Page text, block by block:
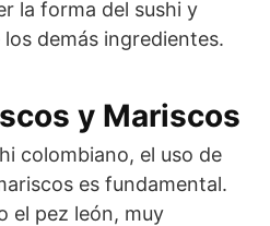
la forma del sushi y
demás ingredientes.
y Mariscos
colombiano, el uso de
es fundamental.
el pez león, muy